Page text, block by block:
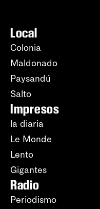
Local
Colonia
Maldonado
Paysandú
Salto
Impresos
la diaria
Le Monde
Lento
Gigantes
Radio
Periodismo